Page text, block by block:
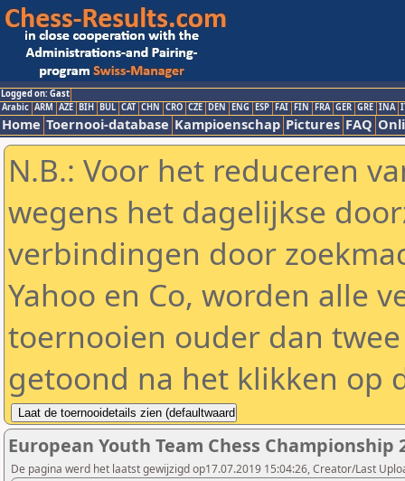
Logged on: Gast
Arabic ARM AZE BIH BUL CAT CHN CRO CZE DEN ENG ESP FAI FIN FRA GER GRE INA
Home Toernooi-database Kampioenschap Pictures FAQ
N.B.: Voor het reduceren
wegens het dagelijkse
verbindingen door
Yahoo en Co, worden alle
toernooien ouder dan
getoond na het klikken op
European Youth Team Chess Championship
De pagina werd het laatst gewijzigd op17.07.2019 15:04:26, Creator/Last